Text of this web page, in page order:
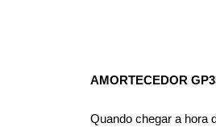
AMORTECEDOR
Quando chegar a hora